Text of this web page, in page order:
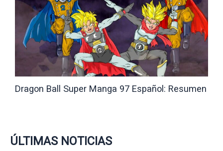
Dragon Ball Super Manga 97 Español: Resumen
ÚLTIMAS NOTICIAS